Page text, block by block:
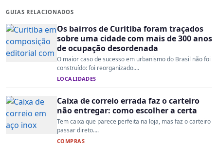
GUIAS RELACIONADOS
Os bairros de Curitiba foram traçados
sobre uma cidade com mais de 300 anos
de ocupação desordenada
O maior caso de sucesso em urbanismo do Brasil não foi
construído: foi reorganizado....
LOCALIDADES
Caixa de correio errada faz o carteiro
não entregar: como escolher a certa
Tem caixa que parece perfeita na loja, mas faz o carteiro
passar direto....
COMPRAS